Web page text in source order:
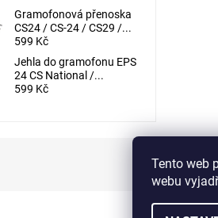
Gramofonová přenoska
CS24 / CS-24 / CS29 /...
599 Kč
Jehla do gramofonu EPS
24 CS National /...
599 Kč
Tento web
webu